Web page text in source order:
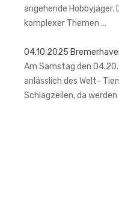
angehende
komplexer Themen …
04.10.2025
Am Samstag den
anlässlich des Welt-
Schlagzeilen, da werden